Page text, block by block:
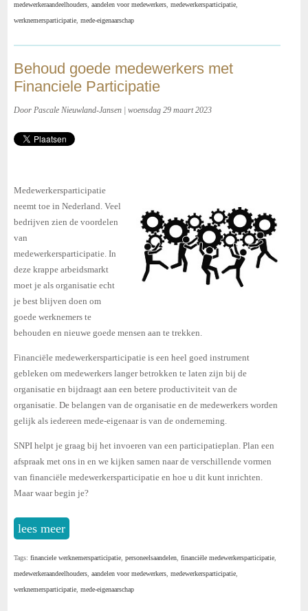
medewerkeraandeelhouders ,aandelen voor medewerkers ,medewerkersparticipatie
werknemersparticipatie ,mede-eigenaarschap
Behoud goede medewerkers met
Financiele Participatie
Door Pascale Nieuwland-Jansen | woensdag 29 maart 2023
Medewerkersparticipatie
neemt toe in Nederland. Veel
bedrijven zien de voordelen
van
medewerkersparticipatie. In
deze krappe arbeidsmarkt
moet je als organisatie echt
je best blijven doen om
goede werknemers te
behouden en nieuwe goede mensen aan te trekken.
Financiële medewerkersparticipatie is een heel goed instrument
gebleken om medewerkers langer betrokken te laten zijn bij de
organisatie en bijdraagt aan een betere productiviteit van de
organisatie. De belangen van de organisatie en de medewerkers worden
gelijk als iedereen mede-eigenaar is van de onderneming.
SNPI helpt je graag bij het invoeren van een participatieplan. Plan een
afspraak met ons in en we kijken samen naar de verschillende vormen
van financiële medewerkersparticipatie en hoe u dit kunt inrichten.
Maar waar begin je?
lees meer
Tags:financiele werknemersparticipatie ,personeelsaandelen ,financiële medewerkersparticipatie
medewerkeraandeelhouders ,aandelen voor medewerkers ,medewerkersparticipatie
werknemersparticipatie ,mede-eigenaarschap